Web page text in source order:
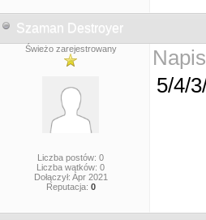
Szaman Destroyer
Świeżo zarejestrowany
Liczba postów: 0
Liczba wątków: 0
Dołączył: Apr 2021
Reputacja: 0
5/4/